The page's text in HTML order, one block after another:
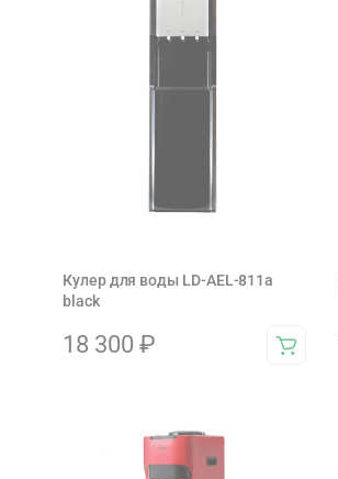
Кулер для воды LD-AEL-811a
black
18 300 ₽